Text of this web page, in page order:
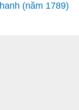
(năm 1789)